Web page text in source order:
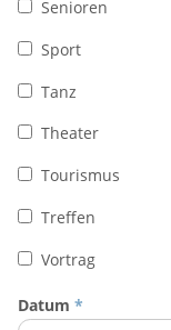
Senioren
Sport
Tanz
Theater
Tourismus
Treffen
Vortrag
Datum *